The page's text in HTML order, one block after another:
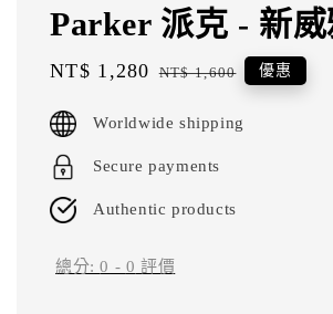
Parker 派克 - 新威
Sale
NT$ 1,280 Regular
NT$ 1,600 優惠
Worldwide shipping
Secure payments
Authentic products
總分:0 - 0 評價